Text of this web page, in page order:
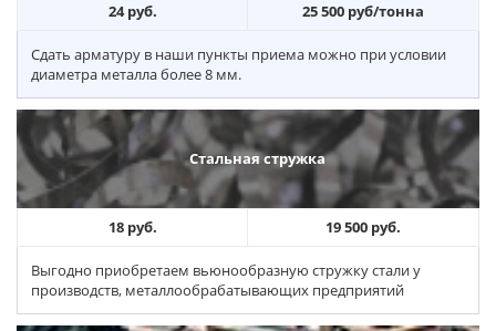
24 руб. 25 500 руб/тонна
Сдать арматуру в наши пункты приема можно при условии
диаметра металла более 8 мм.
Стальная стружка
18 руб. 19 500 руб.
Выгодно приобретаем вьюнообразную стружку стали у
производств, металлообрабатывающих предприятий